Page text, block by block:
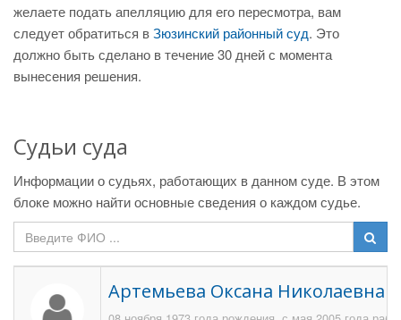
желаете подать апелляцию для его пересмотра, вам
следует обратиться вЗюзинский районный суд. Это
должно быть сделано в течение 30 дней с момента
вынесения решения.
Судьи суда
Информации о судьях, работающих в данном суде. В этом
блоке можно найти основные сведения о каждом судье.
Артемьева Оксана Николаевна